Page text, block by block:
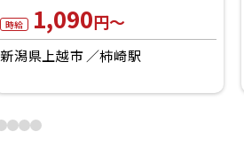
時給 1,090円～
新潟県上越市 柿崎駅